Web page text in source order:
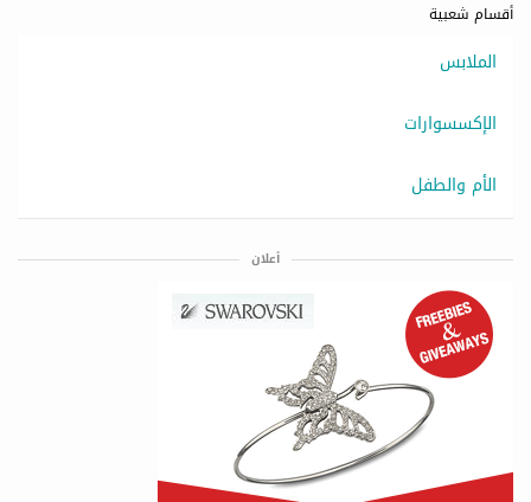
أقسام شعبية
الملابس
الإكسسوارات
الأم والطفل
أعلان